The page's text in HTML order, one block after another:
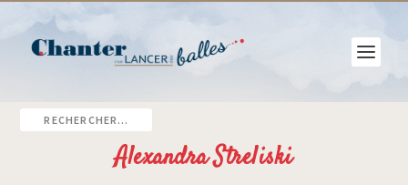
Alexandra Streliski